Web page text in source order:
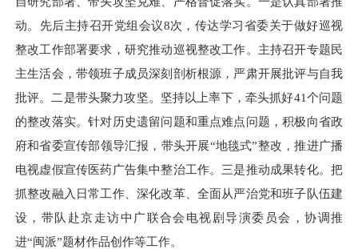
动。先后主持召开党组会议8次，传达学习省委关于做好巡视
整改工作部署要求，研究推动巡视整改工作。主持召开专题民
主生活会，带领班子成员深刻剖析根源，严肃开展批评与自我
批评。二是带头聚力攻坚。坚持以上率下，牵头抓好41个问题
的整改落实。针对历史遗留问题和重点难点问题，积极向省政
府和省委宣传部领导汇报，带头开展“地毯式”整改，推进广播
电视虚假宣传医药广告集中整治工作。三是推动成果转化。把
抓整改融入日常工作、深化改革、全面从严治党和班子队伍建
设，带队赴京走访中广联合会电视剧导演委员会，协调推
进“闽派”题材作品创作等工作。